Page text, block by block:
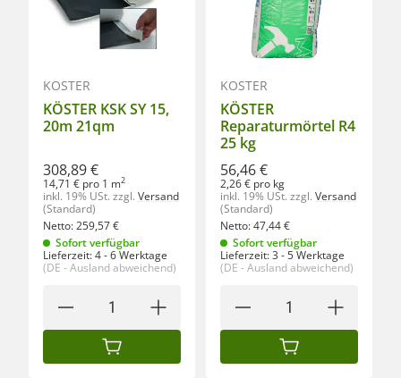
KÖSTER
KÖSTER KSK SY 15,
20m 21qm
308,89 €
14,71 € pro 1 m2
inkl. 19% USt. zzgl. Versand
(Standard)
Netto:259,57€
Sofort verfügbar
Lieferzeit:4 - 6 Werktage
(DE - Ausland abweichend)
IN DEN WARENKORB
KÖSTER
KÖSTER
Reparaturmörtel R4
25 kg
56,46 €
2,26 € pro kg
inkl. 19% USt. zzgl. Versand
(Standard)
Netto:47,44€
Sofort verfügbar
Lieferzeit:3 - 5 Werktage
(DE - Ausland abweichend)
IN DEN WARENKORB